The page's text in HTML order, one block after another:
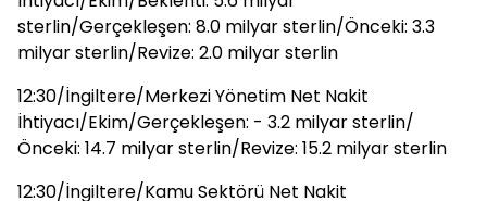
sterlin/Gerçekleşen: 8.0 milyar sterlin/Önceki: 3.3
milyar sterlin/Revize: 2.0 milyar sterlin
12:30/İngiltere/Merkezi Yönetim Net Nakit
İhtiyacı/Ekim/Gerçekleşen: - 3.2 milyar sterlin/
Önceki: 14.7 milyar sterlin/Revize: 15.2 milyar sterlin
12:30/İngiltere/Kamu Sektörü Net Nakit